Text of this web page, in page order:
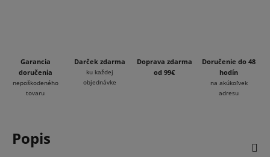
Garancia
doručenia
nepoškodeného
tovaru
Darček zdarma
ku každej
objednávke
Doprava zdarma
od 99€
Doručenie do 48
hodín
na akúkoľvek
adresu
Popis